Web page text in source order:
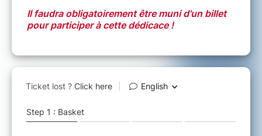
Il faudra obligatoirement être muni d'un billet
pour participer à cette dédicace !